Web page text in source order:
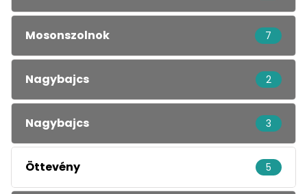
Mosonszolnok 7
Nagybajcs 2
Nagybajcs 3
Öttevény 5